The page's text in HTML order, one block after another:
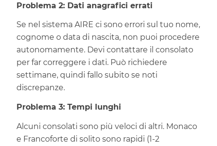
Problema 2: Dati anagrafici errati
Se nel sistema AIRE ci sono errori sul tuo nome,
cognome o data di nascita, non puoi procedere
autonomamente. Devi contattare il consolato
per far correggere i dati. Può richiedere
settimane, quindi fallo subito se noti
discrepanze.
Problema 3: Tempi lunghi
Alcuni consolati sono più veloci di altri. Monaco
e Francoforte di solito sono rapidi (1-2